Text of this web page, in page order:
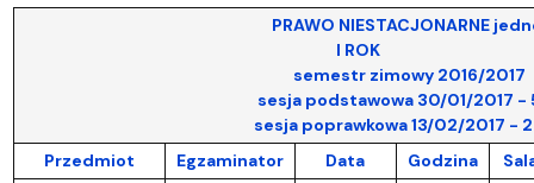
PRAWO NIESTACJONARNE
I ROK
semestr zimowy 2016/2017
sesja podstawowa 30/01/2017 - 5/
sesja poprawkowa 13/02/2017 - 26/
Przedmiot
Egzaminator Data Godzina